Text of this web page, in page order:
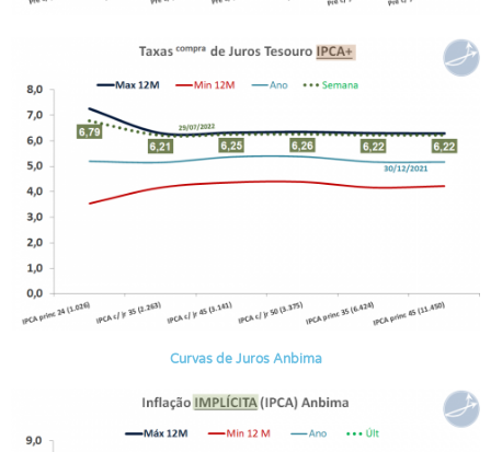
Curvas de Juros Anbima